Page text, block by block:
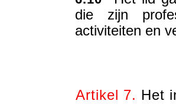
die zijn
activiteiten en
Artikel 7. Het